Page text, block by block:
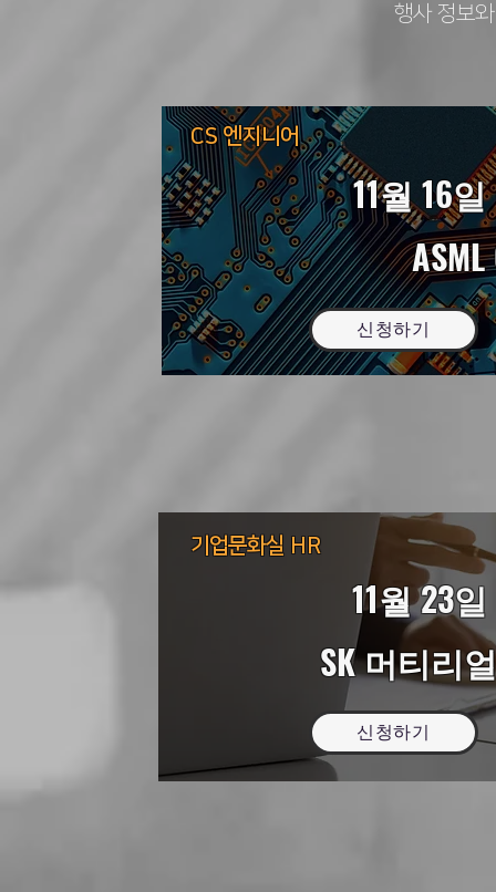
행사 정보
11월 16
CS 엔지니어​
신청하기
신청하기
11월 23
SK 머티리
기업문화실 HR​